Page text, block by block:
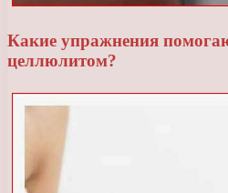
Какие упражнения
целлюлитом?